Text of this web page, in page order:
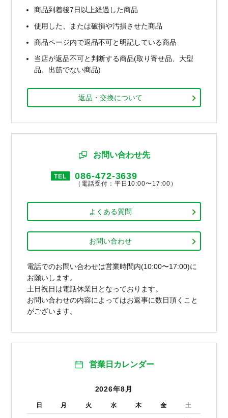
商品到着後7日以上経過した商品
使用した、または破損や汚損させた商品
商品ページ内で返品不可と明記している商品
当店が返品不可と判断する商品(取り寄せ品、大型
品、出筋でない商品)
返品・交換について
お問い合わせ先
TEL 086-472-3639
（電話受付：平日10:00〜17:00）
よくある質問
お問い合わせ
電話でのお問い合わせは営業時間内(10:00〜17:00)に
お願いします。
土日祝日は電話休業日となっております。
お問い合わせの内容によってはお返事に数日頂くこと
がございます。
営業日カレンダー
2026年8月
日 月 火 水 木 金 土